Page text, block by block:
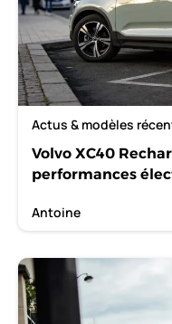
Actus & modèles
Volvo XC40
performances
Antoine